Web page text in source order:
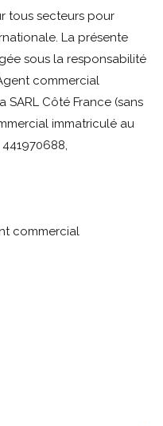
tous secteurs pour
La présente
sous la responsabilité
commercial
Côté France (sans
immatriculé au
commercial